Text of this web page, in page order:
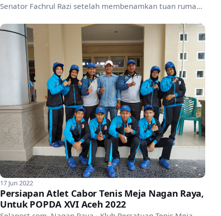
Senator Fachrul Razi setelah membenamkan tuan rumah,
17 Jun 2022
Persiapan Atlet Cabor Tenis Meja Nagan Raya,
Untuk POPDA XVI Aceh 2022